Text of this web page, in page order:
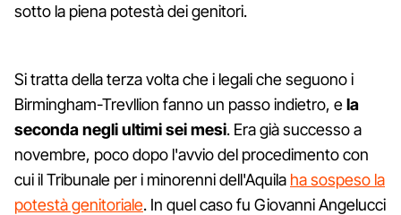
sotto la piena potestà dei genitori.
Si tratta della terza volta che i legali che seguono i
Birmingham-Trevllion fanno un passo indietro, ela
seconda negli ultimi sei mesi. Era già successo a
novembre, poco dopo l'avvio del procedimento con
cui il Tribunale per i minorenni dell'Aquila ha sospeso la
potestà genitoriale. In quel caso fu Giovanni Angelucci